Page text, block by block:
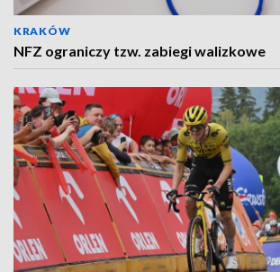
KRAKÓW
NFZ ograniczy tzw. zabiegi walizkowe